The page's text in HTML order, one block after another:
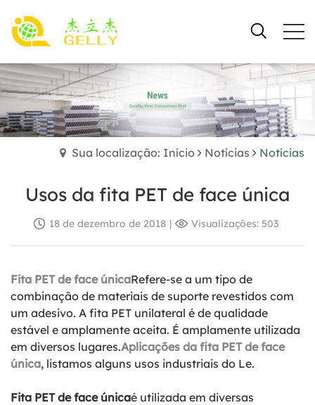
Sua localização: Início Notícias Notícias
Usos da fita PET de face única
18 de dezembro de 2018 | Visualizações: 503
Fita PET de face únicaRefere-se a um tipo de
combinação de materiais de suporte revestidos com
um adesivo. A fita PET unilateral é de qualidade
estável e amplamente aceita. É amplamente utilizada
em diversos lugares.Aplicações da fita PET de face
única, listamos alguns usos industriais do Le.
Fita PET de face únicaé utilizada em diversas